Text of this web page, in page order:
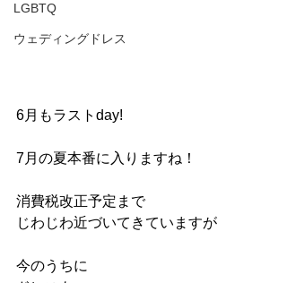
LGBTQ
ウェディングドレス
6月もラストday!
7月の夏本番に入りますね！
消費税改正予定まで
じわじわ近づいてきていますが
今のうちに